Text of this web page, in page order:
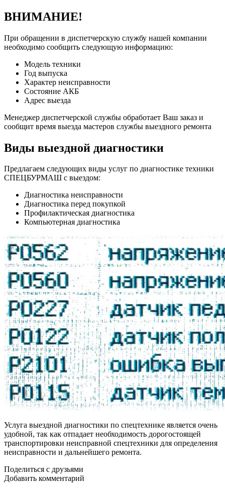
ВНИМАНИЕ!
При обращении в диспетчерскую службу нашей компании
необходимо сообщить следующую информацию:
Модель техники
Год выпуска
Характер неисправности
Состояние АКБ
Адрес выезда
Менеджер диспетчерской службы обработает Ваш заказ и
сообщит время выезда мастеров службы выездного ремонта
Виды выездной диагностики
Предлагаем следующих виды услуг по диагностике техники
СПЕЦБУРМАШ с выездом:
Диагностика неисправности
Диагностика перед покупкой
Профилактическая диагностика
Компьютерная диагностика
Услуга выездной диагностики по спецтехнике является очень
удобной, так как отпадает необходимость дорогостоящей
транспортировки неисправной спецтехники для определения
неисправности и дальнейшего ремонта.
Поделиться с друзьями
Добавить комментарий